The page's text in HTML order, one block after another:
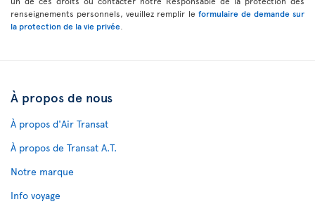
renseignements personnels, veuillez remplir le formulaire de demande sur
la protection de la vie privée
À propos de nous
À propos d'Air Transat
À propos de Transat A.T.
Notre marque
Info voyage